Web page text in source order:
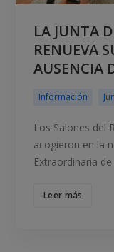
LA JUNTA
RENUEVA
AUSENCIA
Información
Los Salones del
acogieron en la
Extraordinaria
Leer más